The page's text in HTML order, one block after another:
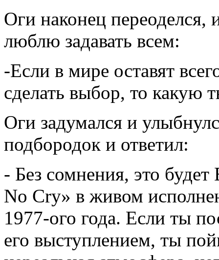
Оги наконец переоделся,
люблю задавать всем:
-Если в мире оставят
сделать выбор, то какую
Оги задумался и
подбородок и ответил:
- Без сомнения, это
No Cry» в живом
1977-ого года. Если ты
его выступлением, ты